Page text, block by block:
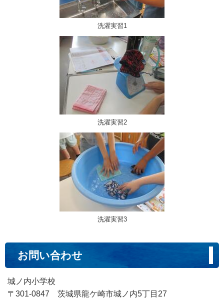
洗濯実習1
洗濯実習2
洗濯実習3
お問い合わせ
城ノ内小学校
〒301-0847 茨城県龍ケ崎市城ノ内5丁目27